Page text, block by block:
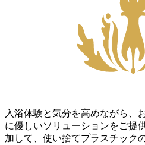
入浴体験と気分を高めながら、
に優しいソリューションをご提
加して、使い捨てプラスチック